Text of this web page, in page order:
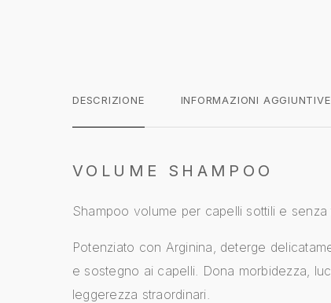
DESCRIZIONE INFORMAZIONI AGGIUNTIVE
VOLUME SHAMPOO
Shampoo volume per capelli sottili e senza
Potenziato con Arginina, deterge
e sostegno ai capelli. Dona morbidezza,
leggerezza straordinari.